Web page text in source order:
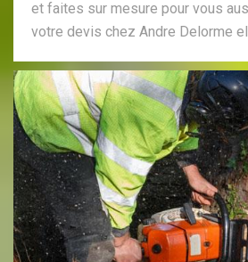
et faites sur mesure pour vous
votre devis chez Andre Delorme